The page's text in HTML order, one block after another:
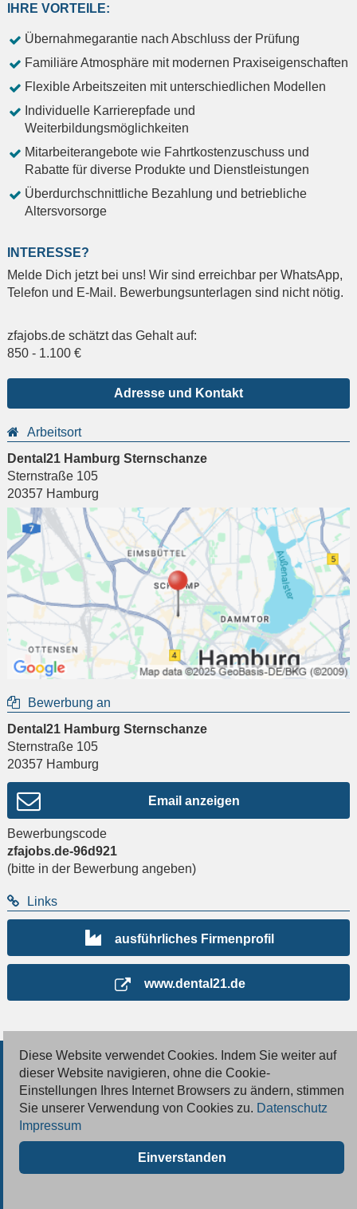
IHRE VORTEILE:
Übernahmegarantie nach Abschluss der Prüfung
Familiäre Atmosphäre mit modernen Praxiseigenschaften
Flexible Arbeitszeiten mit unterschiedlichen Modellen
Individuelle Karrierepfade und
Weiterbildungsmöglichkeiten
Mitarbeiterangebote wie Fahrtkostenzuschuss und
Rabatte für diverse Produkte und Dienstleistungen
Überdurchschnittliche Bezahlung und betriebliche
Altersvorsorge
INTERESSE?
Melde Dich jetzt bei uns! Wir sind erreichbar per WhatsApp,
Telefon und E-Mail. Bewerbungsunterlagen sind nicht nötig.
zfajobs.de schätzt das Gehalt auf:
850 - 1.100 €
Adresse und Kontakt
Arbeitsort
Dental21 Hamburg Sternschanze
Sternstraße 105
20357 Hamburg
Bewerbung an
Dental21 Hamburg Sternschanze
Sternstraße 105
20357 Hamburg
Email anzeigen
Bewerbungscode
zfajobs.de-96d921
(bitte in der Bewerbung angeben)
Links
ausführliches Firmenprofil
www.dental21.de
© 2026 Deutsche Jobmarkt GmbH
Inserieren
Kontakt
AGB
Diese Website verwendet Cookies. Indem Sie weiter auf
dieser Website navigieren, ohne die Cookie-
Einstellungen Ihres Internet Browsers zu ändern, stimmen
Sie unserer Verwendung von Cookies zu. Datenschutz
Impressum
Einverstanden